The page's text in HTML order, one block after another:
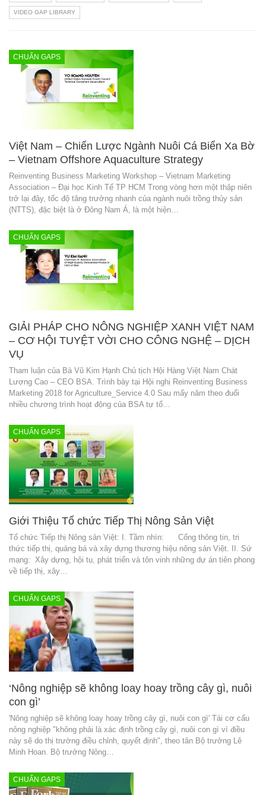
VIDEO GAP LIBRARY
CHUẨN GAPS
Việt Nam – Chiến Lược Ngành Nuôi Cá Biển Xa Bờ
– Vietnam Offshore Aquaculture Strategy
Reinventing Business Marketing Workshop – Vietnam Marketing
Association – Đại học Kinh Tế TP HCM Trong vòng hơn một thập niên
trở lại đây, tốc độ tăng trưởng nhanh của ngành nuôi trồng thủy sản
(NTTS), đặc biệt là ở Đông Nam Á, là một hiện…
CHUẨN GAPS
GIẢI PHÁP CHO NÔNG NGHIỆP XANH VIỆT NAM
– CƠ HỘI TUYỆT VỜI CHO CÔNG NGHỆ – DỊCH
VỤ
Tham luận của Bà Vũ Kim Hạnh Chủ tịch Hội Hàng Việt Nam Chát
Lượng Cao – CEO BSA. Trình bày tại Hội nghị Reinventing Business
Marketing 2018 for Agriculture_Service 4.0 Sau mấy năm theo đuổi
nhiều chương trình hoạt động của BSA tự tổ…
CHUẨN GAPS
Giới Thiệu Tổ chức Tiếp Thị Nông Sản Việt
Tổ chức Tiếp thị Nông sản Việt: I. Tầm nhìn: Cổng thông tin, tri
thức tiếp thị, quảng bá và xây dựng thương hiệu nông sản Việt. II. Sứ
mạng: Xây dựng, hội tụ, phát triển và tôn vinh những dự án tiên phong
về tiếp thị, xây…
CHUẨN GAPS
‘Nông nghiệp sẽ không loay hoay trồng cây gì, nuôi
con gì’
'Nông nghiệp sẽ không loay hoay trồng cây gì, nuôi con gì' Tái cơ cấu
nông nghiệp "không phải là xác định trồng cây gì, nuôi con gì vì điều
này sẽ do thị trường điều chỉnh, quyết định", theo tân Bộ trưởng Lê
Minh Hoan. Bộ trưởng Nông…
CHUẨN GAPS